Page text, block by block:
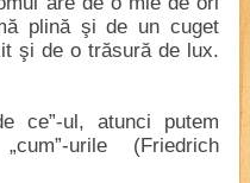
plină şi de un cuget
şi de o trăsură de lux.
ce”-ul, atunci putem
urile (Friedrich